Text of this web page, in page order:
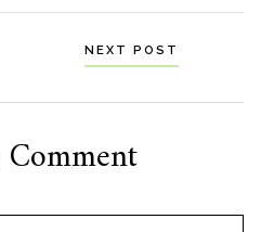
NEXT POST